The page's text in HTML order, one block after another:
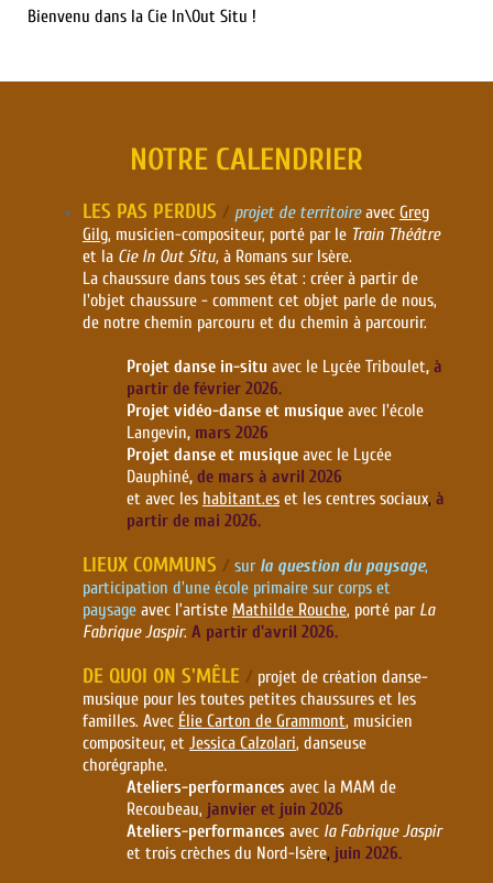
Bienvenu dans la Cie In\Out Situ !
NOTRE CALENDRIER
LES PAS PERDUS / projet de territoire avec Greg
Gilg, musicien-compositeur, porté par le Train Théâtre
et la Cie In Out Situ, à Romans sur Isère.
La chaussure dans tous ses état : créer à partir de
l'objet chaussure - comment cet objet parle de nous,
de notre chemin parcouru et du chemin à parcourir.
Projet danse in-situ avec le Lycée Triboulet, à
partir de février 2026.
Projet vidéo-danse et musique avec l'école
Langevin, mars 2026
Projet danse et musique avec le Lycée
Dauphiné, de mars à avril 2026
et avec les habitant.es et les centres sociaux, à
partir de mai 2026.
LIEUX COMMUNS / sur la question du paysage,
participation d'une école primaire sur corps et
paysage avec l’artiste Mathilde Rouche, porté par La
Fabrique Jaspir. A partir d'avril 2026.
DE QUOI ON S'MÊLE / projet de création danse-
musique pour les toutes petites chaussures et les
familles. Avec Élie Carton de Grammont, musicien
compositeur, et Jessica Calzolari, danseuse
chorégraphe.
Ateliers-performances avec la MAM de
Recoubeau, janvier et juin 2026
Ateliers-performances avec la Fabrique Jaspir
et trois crèches du Nord-Isère, juin 2026.